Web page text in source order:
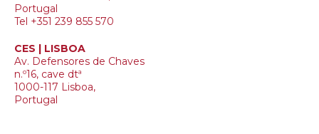
Portugal
Tel +351 239 855 570
CES | LISBOA
Av. Defensores de Chaves
n.º16, cave dtª
1000-117 Lisboa,
Portugal